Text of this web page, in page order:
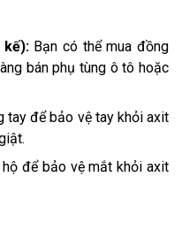
kế):Bạn có thể mua đồng
bán phụ tùng ô tô hoặc
tay để bảo vệ tay khỏi axit
để bảo vệ mắt khỏi axit